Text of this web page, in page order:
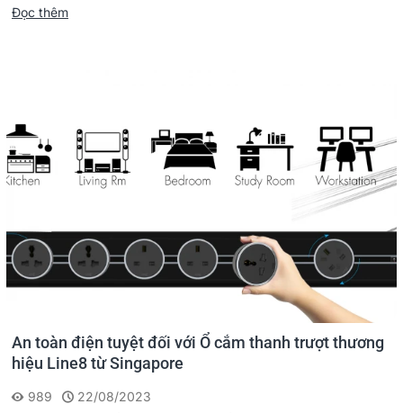
Đọc thêm
An toàn điện tuyệt đối với Ổ cắm thanh trượt thương
hiệu Line8 từ Singapore
989
22/08/2023